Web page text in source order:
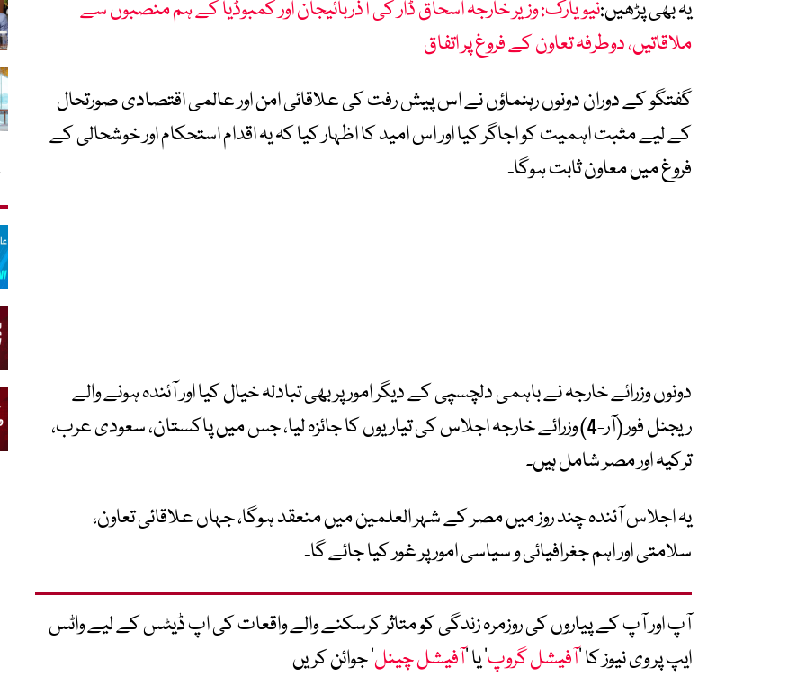
یہ بھی پڑھیں:نیویارک: وزیر خارجہ اسحاق ڈار کی آذربائیجان اور کمبوڈیا کے ہم منصبوں سے
ملاقاتیں، دوطرفہ تعاون کے فروغ پر اتفاق
گفتگو کے دوران دونوں رہنماؤں نے اس پیش رفت کی علاقائی امن اور عالمی اقتصادی صورتحال
کے لیے مثبت اہمیت کو اجاگر کیا اور اس امید کا اظہار کیا کہ یہ اقدام استحکام اور خوشحالی کے
فروغ میں معاون ثابت ہوگا۔
دونوں وزرائے خارجہ نے باہمی دلچسپی کے دیگر امور پر بھی تبادلہ خیال کیا اور آئندہ ہونے والے
ریجنل فور (آر-4) وزرائے خارجہ اجلاس کی تیاریوں کا جائزہ لیا، جس میں پاکستان، سعودی عرب،
ترکیہ اور مصر شامل ہیں۔
یہ اجلاس آئندہ چند روز میں مصر کے شہر العلمین میں منعقد ہوگا، جہاں علاقائی تعاون،
سلامتی اور اہم جغرافیائی و سیاسی امور پر غور کیا جائے گا۔
آپ اور آپ کے پیاروں کی روزمرہ زندگی کو متاثر کرسکنے والے واقعات کی اپ ڈیٹس کے لیے واٹس
ایپ پر وی نیوز کا ’آفیشل گروپ‘ یا ’آفیشل چینل‘ جوائن کریں